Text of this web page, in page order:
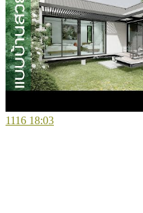
1116 18:03